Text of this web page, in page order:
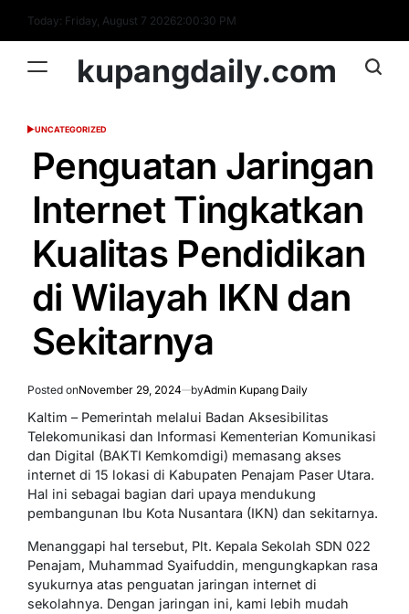
content
Today: Friday, August 7 20262:00:31 PM
kupangdaily.com
POSTED
UNCATEGORIZED
Penguatan Jaringan
Internet Tingkatkan
Kualitas Pendidikan
di Wilayah IKN dan
Sekitarnya
Posted onNovember 29, 2024 byAdmin Kupang Daily
Kaltim – Pemerintah melalui Badan Aksesibilitas
Telekomunikasi dan Informasi Kementerian Komunikasi
dan Digital (BAKTI Kemkomdigi) memasang akses
internet di 15 lokasi di Kabupaten Penajam Paser Utara.
Hal ini sebagai bagian dari upaya mendukung
pembangunan Ibu Kota Nusantara (IKN) dan sekitarnya.
Menanggapi hal tersebut, Plt. Kepala Sekolah SDN 022
Penajam, Muhammad Syaifuddin, mengungkapkan rasa
syukurnya atas penguatan jaringan internet di
sekolahnya. Dengan jaringan ini, kami lebih mudah